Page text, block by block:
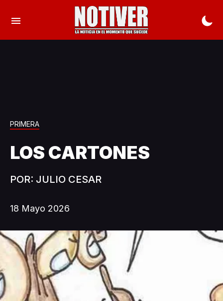
PRIMERA
LOS CARTONES
POR: JULIO CESAR
18 Mayo 2026